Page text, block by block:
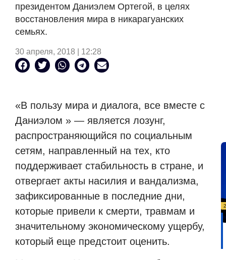
президентом Даниэлем Ортегой, в целях
восстановления мира в никарагуанских
семьях.
30 апреля, 2018 | 12:28
«В пользу мира и диалога, все вместе с
Даниэлом » — является лозунг,
распространяющийся по социальным
сетям, направленный на тех, кто
поддерживает стабильность в стране, и
отвергает акты насилия и вандализма,
зафиксированные в последние дни,
которые привели к смерти, травмам и
значительному экономическому ущербу,
который еще предстоит оценить.